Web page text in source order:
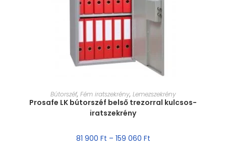
MÉRET VÁLASZTÁSA
Bútorszéf, Fém iratszekrény, Lemezszekrény
Prosafe LK bútorszéf belső trezorral kulcsos-
iratszekrény
81 900 Ft – 159 060 Ft